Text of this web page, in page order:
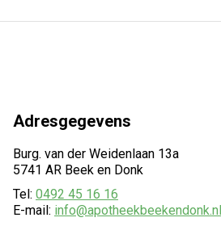
Adresgegevens
Burg. van der Weidenlaan 13a
5741 AR Beek en Donk
Tel: 0492 45 16 16
E-mail: info@apotheekbeekendonk.nl